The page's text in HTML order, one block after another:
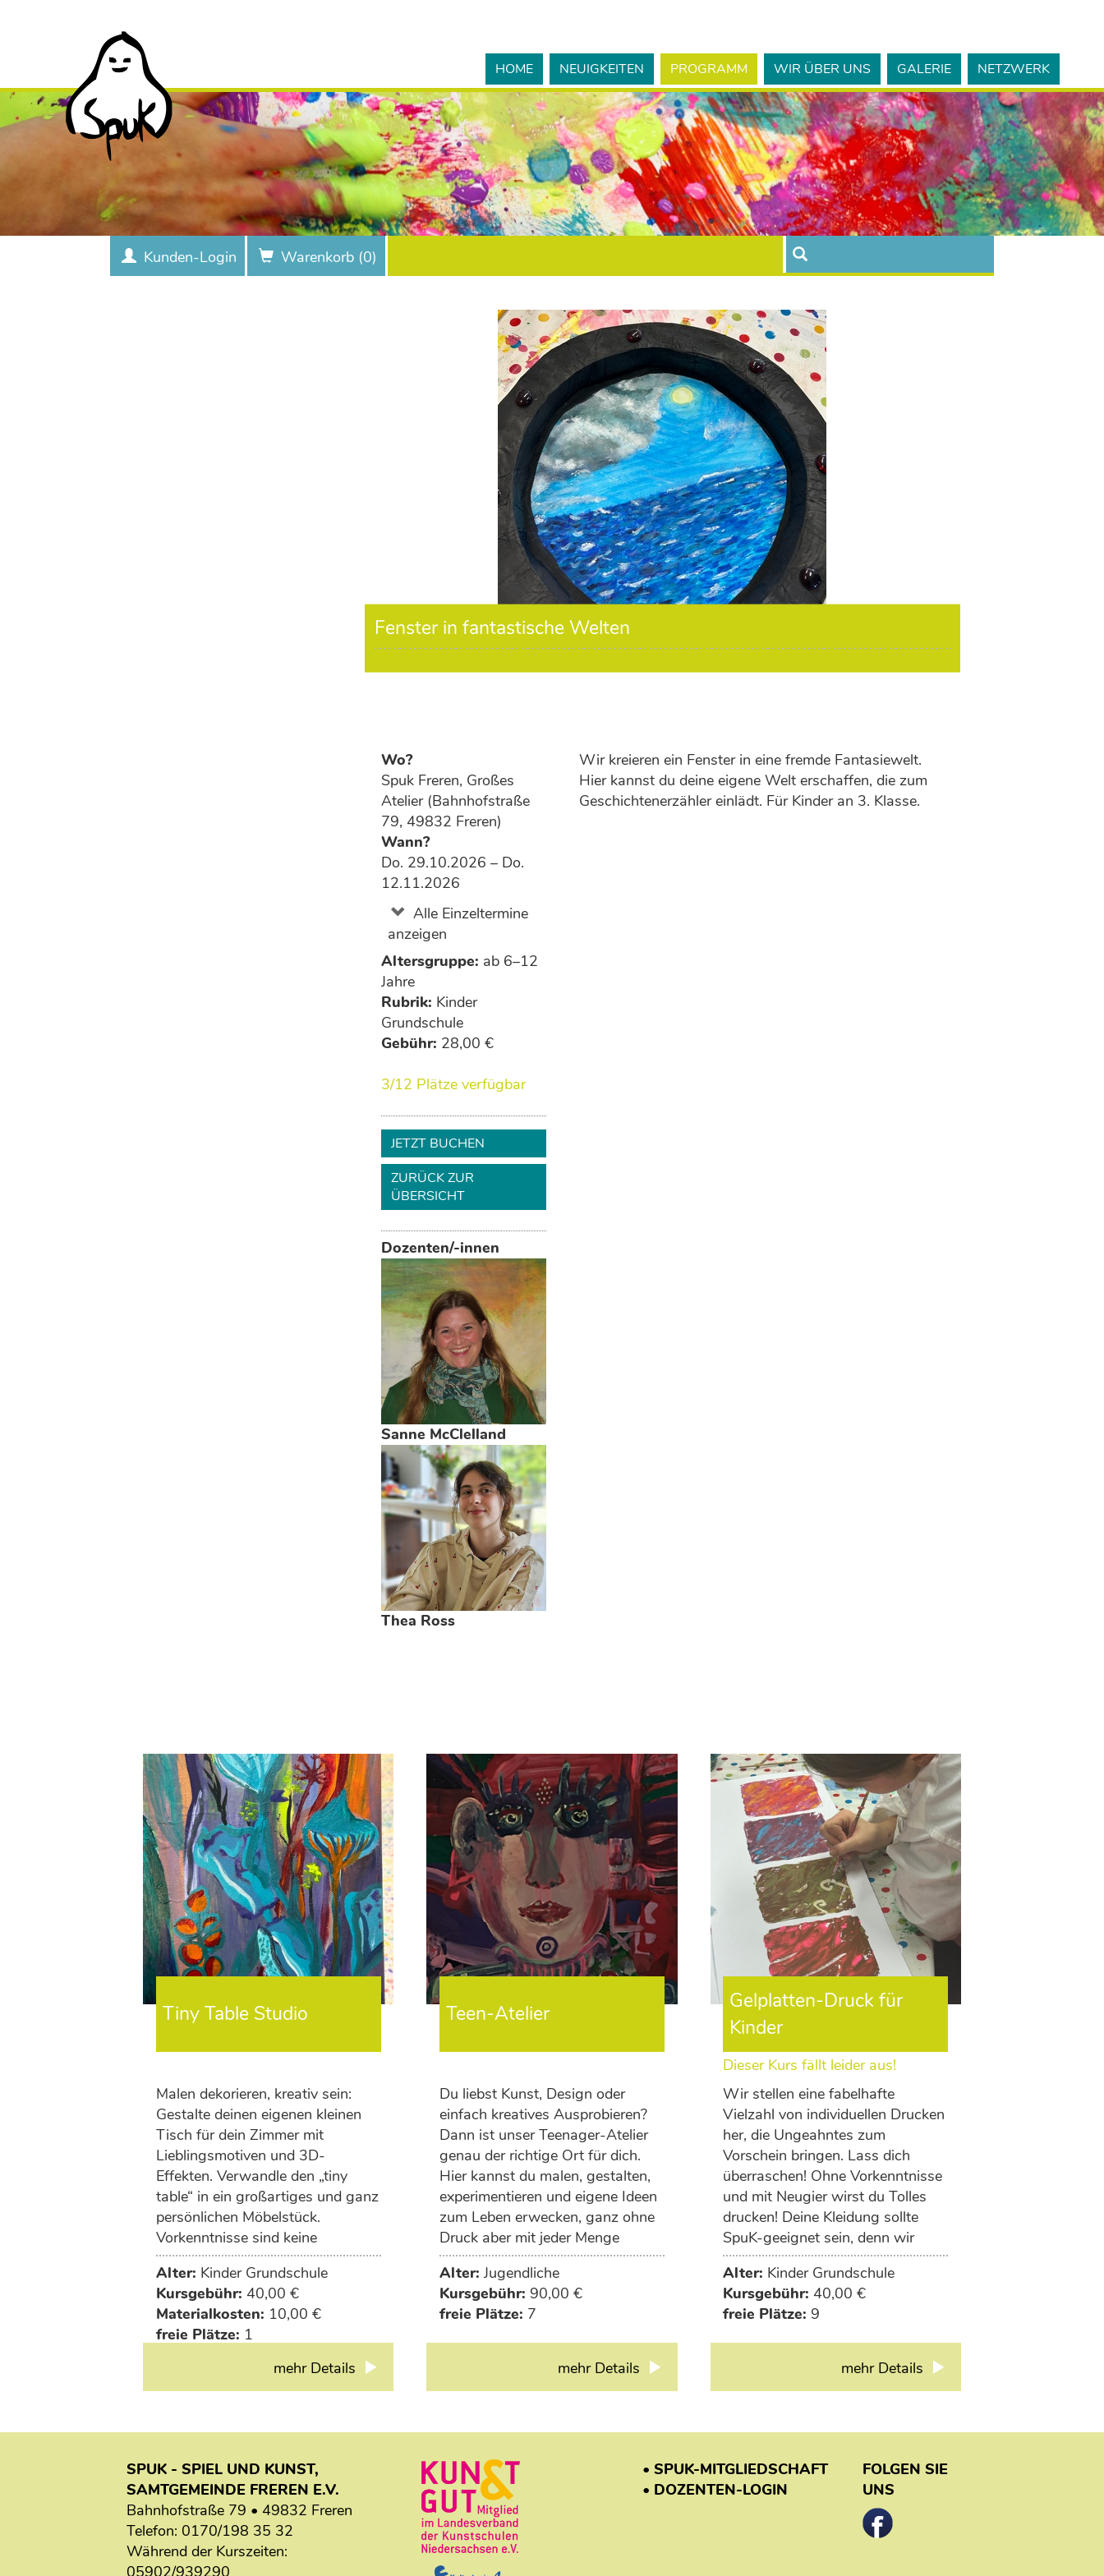
HOME NEUIGKEITEN PROGRAMM WIR ÜBER UNS GALERIE NETZWERK
Kunden-Login Warenkorb (0)
Fenster in fantastische Welten
Wo?
Spuk Freren, Großes
Atelier (Bahnhofstraße
79, 49832 Freren)
Wann?
Do. 29.10.2026 – Do.
12.11.2026
Alle Einzeltermine
anzeigen
Altersgruppe: ab 6–12
Jahre
Rubrik: Kinder
Grundschule
Gebühr: 28,00 €
3/12 Plätze verfügbar
JETZT BUCHEN
ZURÜCK ZUR
ÜBERSICHT
Dozenten/-innen
Sanne McClelland
Thea Ross
Wir kreieren ein Fenster in eine fremde Fantasiewelt.
Hier kannst du deine eigene Welt erschaffen, die zum
Geschichtenerzähler einlädt. Für Kinder an 3. Klasse.
Tiny Table Studio
Malen dekorieren, kreativ sein:
Gestalte deinen eigenen kleinen
Tisch für dein Zimmer mit
Lieblingsmotiven und 3D-
Effekten. Verwandle den „tiny
table“ in ein großartiges und ganz
persönlichen Möbelstück.
Vorkenntnisse sind keine
erforderlich. Wir besorgen einen
kleinen Tisch für dich, daher fallen
10€ Materialkosten an.
Alter: Kinder Grundschule
Kursgebühr: 40,00 €
Materialkosten: 10,00 €
freie Plätze: 1
mehr Details
Teen-Atelier
Du liebst Kunst, Design oder
einfach kreatives Ausprobieren?
Dann ist unser Teenager-Atelier
genau der richtige Ort für dich.
Hier kannst du malen, gestalten,
experimentieren und eigene Ideen
zum Leben erwecken, ganz ohne
Druck aber mit jeder Menge
Inspiration. Ob moderne Kunst,
DIY-Projekte, Upcycling, Zeichnen
oder kreative Raumgestaltung -
deiner Fantasie sind keine
Grenzen gesetzt.
Alter: Jugendliche
Kursgebühr: 90,00 €
freie Plätze: 7
mehr Details
Gelplatten-Druck für
Kinder
Dieser Kurs fällt leider aus!
Wir stellen eine fabelhafte
Vielzahl von individuellen Drucken
her, die Ungeahntes zum
Vorschein bringen. Lass dich
überraschen! Ohne Vorkenntnisse
und mit Neugier wirst du Tolles
drucken! Deine Kleidung sollte
SpuK-geeignet sein, denn wir
arbeiten mit Acryl.
Alter: Kinder Grundschule
Kursgebühr: 40,00 €
freie Plätze: 9
mehr Details
SPUK - SPIEL UND KUNST,
SAMTGEMEINDE FREREN E.V.
Bahnhofstraße 79 • 49832 Freren
Telefon: 0170/198 35 32
Während der Kurszeiten:
• SPUK-MITGLIEDSCHAFT
• DOZENTEN-LOGIN
FOLGEN SIE
UNS